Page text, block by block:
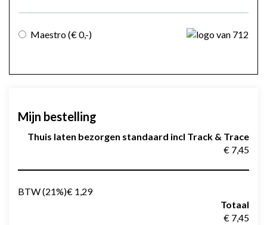
Maestro(€ 0,-)
Mijn bestelling
Thuis laten bezorgen standaard incl Track & Trace
€ 7,45
BTW (21%)€ 1,29
Totaal
€ 7,45